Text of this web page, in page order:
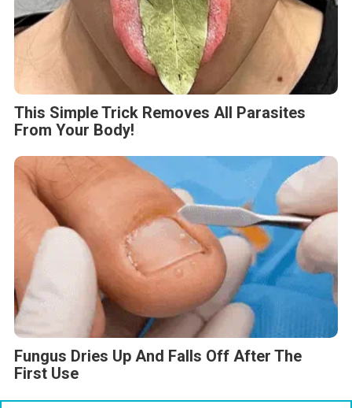
This Simple Trick Removes All Parasites
From Your Body!
Fungus Dries Up And Falls Off After The
First Use